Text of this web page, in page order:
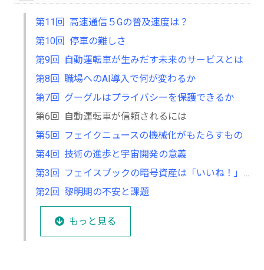
第11回 高速通信５Gの普及速度は？
第10回 停車の難しさ
第9回 自動運転車が生みだす未来のサービスとは
第8回 職場へのAI導入で何が変わるか
第7回 グーグルはプライバシーを保護できるか
第6回 自動運転車が信頼されるには
第5回 フェイクニュースの機械化がもたらすもの
第4回 技術の進歩と宇宙開発の意義
第3回 フェイスブックの暗号資産は「いいね！」を集めるか
第2回 黎明期の不安と課題
もっと見る